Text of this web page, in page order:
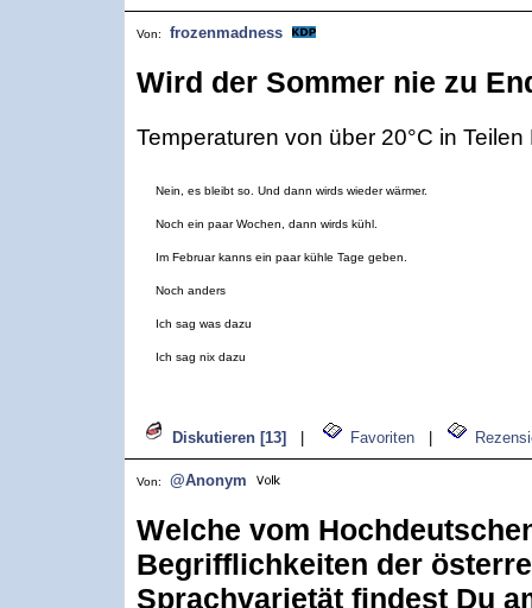
Von: frozenmadness
Wird der Sommer nie zu
Temperaturen von über 20°C in
Nein, es bleibt so. Und dann wirds wieder wärmer.
Noch ein paar Wochen, dann wirds kühl.
Im Februar kanns ein paar kühle Tage geben.
Noch anders
Ich sag was dazu
Ich sag nix dazu
Diskutieren [13] Favoriten
Von: @Anonym
Welche vom
Begrifflichkeiten der
Sprachvarietät findest Du